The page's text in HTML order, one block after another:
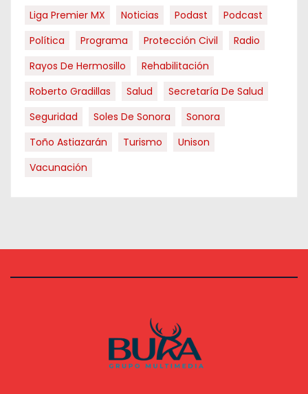
Liga Premier MX
Noticias Podast
Podcast
Política
Programa Protección Civil
Radio
Rayos De Hermosillo
Rehabilitación
Roberto Gradillas
Salud
Secretaría De Salud
Seguridad
Soles De Sonora
Sonora
Toño Astiazarán
Turismo
Unison
Vacunación